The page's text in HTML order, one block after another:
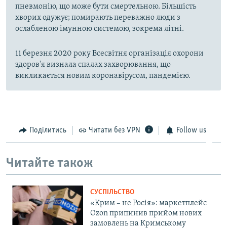
пневмонію, що може бути смертельною. Більшість
хворих одужує; помирають переважно люди з
ослабленою імунною системою, зокрема літні.
11 березня 2020 року Всесвітня організація охорони
здоров'я визнала спалах захворювання, що
викликається новим коронавірусом, пандемією.
Поділитись Читати без VPN Follow us
Читайте також
СУСПІЛЬСТВО
«Крим – не Росія»: маркетплейс
Ozon припинив прийом нових
замовлень на Кримському